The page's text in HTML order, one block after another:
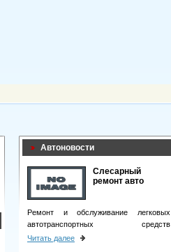
Автоновости
Слесарный
ремонт авто
Ремонт и обслуживание легковых
автотранспортных средств
подразумевает целый комплекс
Читать далее